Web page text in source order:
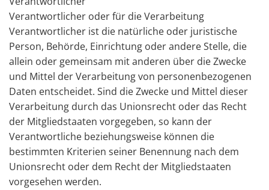
Verantwortlicher oder für die Verarbeitung
Verantwortlicher ist die natürliche oder juristische
Person, Behörde, Einrichtung oder andere Stelle, die
allein oder gemeinsam mit anderen über die Zwecke
und Mittel der Verarbeitung von personenbezogenen
Daten entscheidet. Sind die Zwecke und Mittel dieser
Verarbeitung durch das Unionsrecht oder das Recht
der Mitgliedstaaten vorgegeben, so kann der
Verantwortliche beziehungsweise können die
bestimmten Kriterien seiner Benennung nach dem
Unionsrecht oder dem Recht der Mitgliedstaaten
vorgesehen werden.